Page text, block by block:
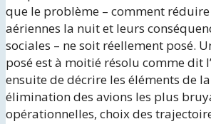
que le problème – comment réduire
aériennes la nuit et leurs
sociales – ne soit réellement posé.
posé est à moitié résolu comme dit
ensuite de décrire les éléments de
élimination des avions les plus
opérationnelles, choix des